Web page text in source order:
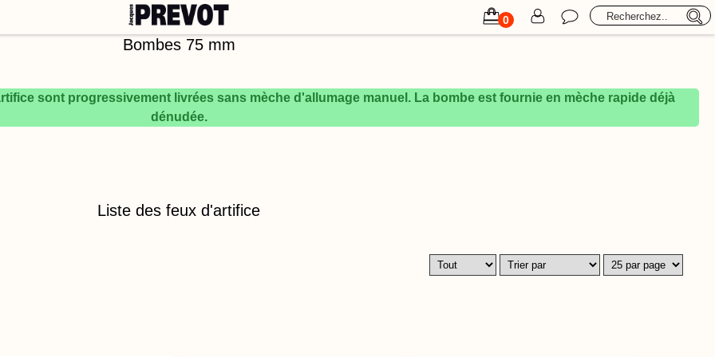
0
Grands spectacles Retraite aux flambeaux Formations Professionnels
Bombes 75 mm
sont progressivement livrées sans mèche d'allumage manuel. La bombe est fournie en mèche rapide déjà
dénudée.
Liste des feux d'artifice